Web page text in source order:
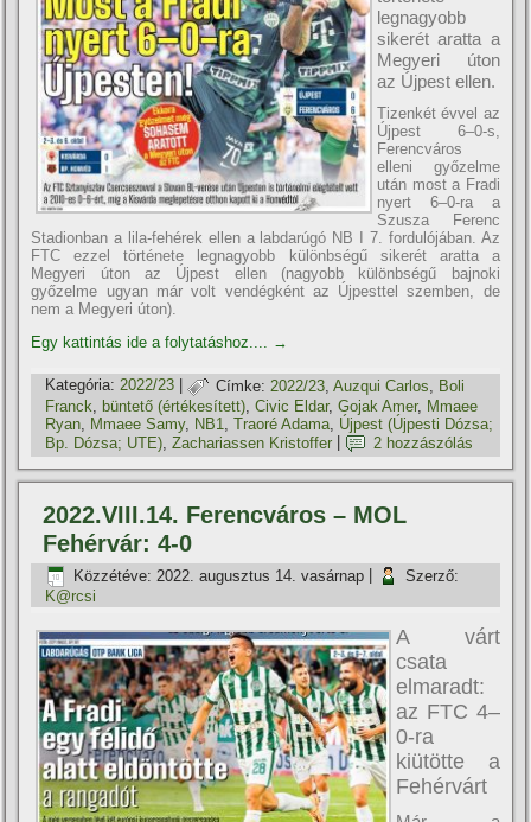
legnagyobb
sikerét aratta a
Megyeri úton
az Újpest ellen.
Tizenkét évvel az
Újpest 6–0-s,
Ferencváros
elleni győzelme
után most a Fradi
nyert 6–0-ra a
Szusza Ferenc
Stadionban a lila-fehérek ellen a labdarúgó NB I 7. fordulójában. Az
FTC ezzel története legnagyobb különbségű sikerét aratta a
Megyeri úton az Újpest ellen (nagyobb különbségű bajnoki
győzelme ugyan már volt vendégként az Újpesttel szemben, de
nem a Megyeri úton).
Egy kattintás ide a folytatáshoz.... →
Kategória: 2022/23 | Címke: 2022/23 ,Auzqui Carlos
Boli
Franck, büntető (értékesí­tett),Civic Eldar,Gojak Amer, Mmaee
Ryan, Mmaee Samy, NB1,Traoré Adama, Újpest (Újpesti Dózsa;
Bp. Dózsa; UTE) ,Zachariassen Kristoffer 2 hozzászólás
2022.VIII.14. Ferencváros – MOL
Fehérvár: 4-0
Közzétéve: 2022. augusztus 14. vasárnap
Szerző:
K@rcsi
A várt
csata
elmaradt:
az FTC 4–
0-ra
kiütötte a
Fehérvárt